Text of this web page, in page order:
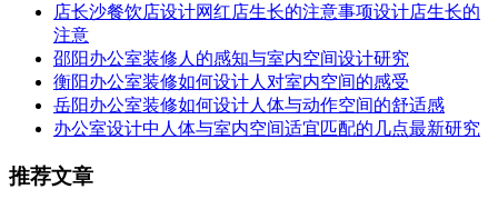
店长沙餐饮店设计网红店生长的注意事项设计店生长的
注意
邵阳办公室装修人的感知与室内空间设计研究
衡阳办公室装修如何设计人对室内空间的感受
岳阳办公室装修如何设计人体与动作空间的舒适感
办公室设计中人体与室内空间适宜匹配的几点最新研究
推荐文章